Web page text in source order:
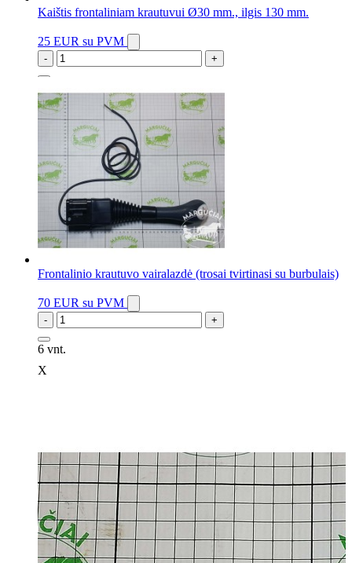
Kaištis frontaliniam krautuvui Ø30 mm., ilgis 130 mm.
25 EUR su PVM
- +
Frontalinio krautuvo vairalazdė (trosai tvirtinasi su burbulais)
70 EUR su PVM
- +
6 vnt.
X